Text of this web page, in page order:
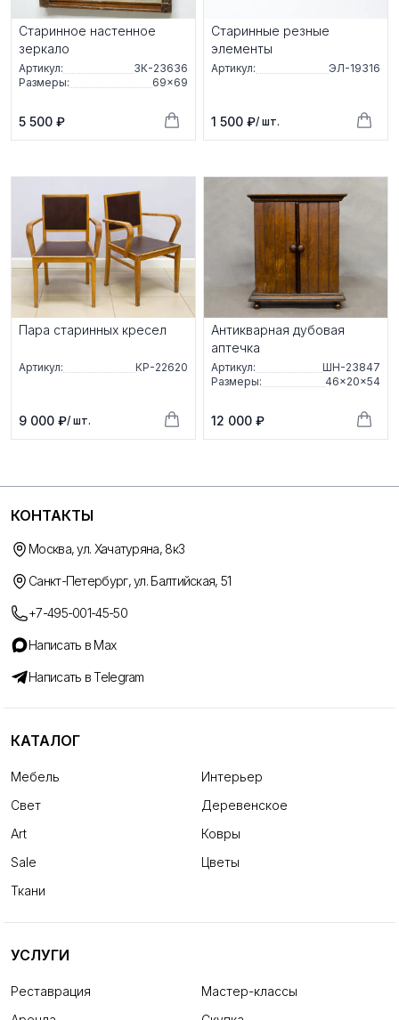
Старинное настенное
зеркало
Артикул:
ЗК-23636
Размеры:
69×69
5 500 ₽
Старинные резные
элементы
Артикул: ЭЛ-19316
1 500 ₽/ шт.
Пара старинных кресел
Артикул: КР-22620
9 000 ₽/ шт.
Антикварная дубовая
аптечка
Артикул:
ШН-23847
Размеры:
46×20×54
12 000 ₽
КОНТАКТЫ
Москва, ул. Хачатуряна, 8к3
Санкт-Петербург, ул. Балтийская, 51
+7-495-001-45-50
Написать в Max
Написать в Telegram
КАТАЛОГ
Мебель
Интерьер
Свет
Деревенское
Art
Ковры
Sale
Цветы
Ткани
УСЛУГИ
Реставрация
Мастер-классы